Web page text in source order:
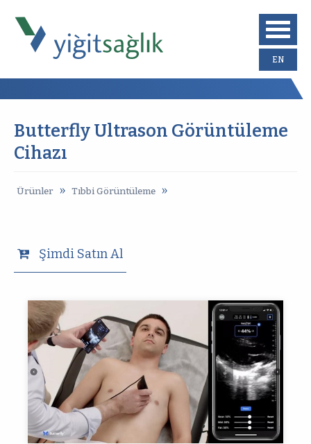
EN
Butterfly Ultrason Görüntüleme
Cihazı
Ürünler » Tıbbi Görüntüleme »
Şimdi Satın Al